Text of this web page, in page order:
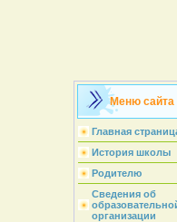
Меню сайта
Главная
История школы
Родителю
Сведения об
организации